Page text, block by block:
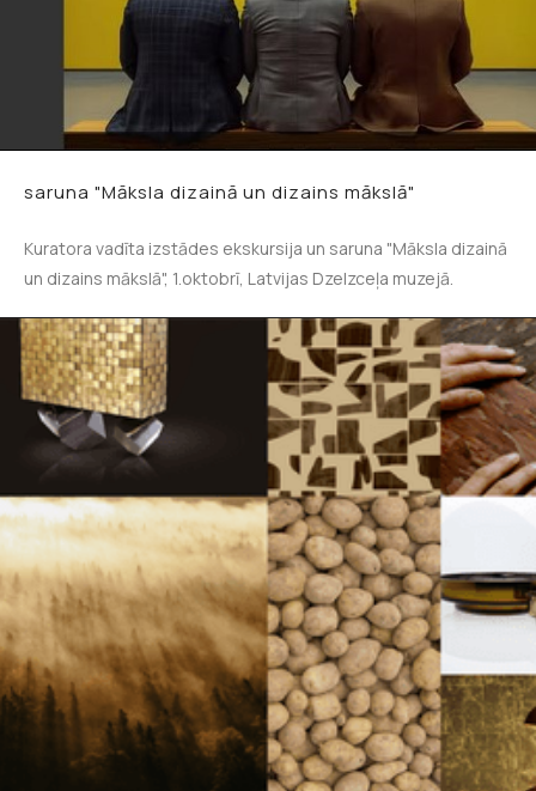
saruna "Māksla dizainā un dizains mākslā"
Kuratora vadīta izstādes ekskursija un saruna "Māksla dizainā
un dizains mākslā", 1.oktobrī, Latvijas Dzelzceļa muzejā.